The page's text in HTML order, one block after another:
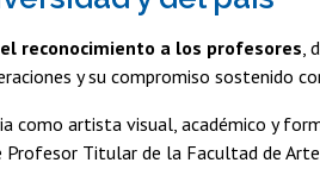
reconocimiento a los profesores ,
y su compromiso sostenido
artista visual, académico y
Titular de la Facultad de